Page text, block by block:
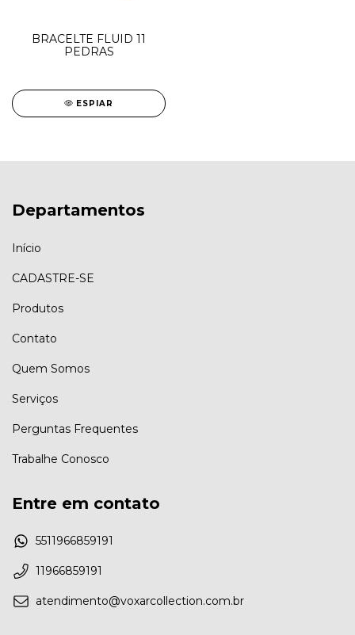
BRACELTE FLUID 11
PEDRAS
ESPIAR
Departamentos
Início
CADASTRE-SE
Produtos
Contato
Quem Somos
Serviços
Perguntas Frequentes
Trabalhe Conosco
Entre em contato
5511966859191
11966859191
atendimento@voxarcollection.com.br